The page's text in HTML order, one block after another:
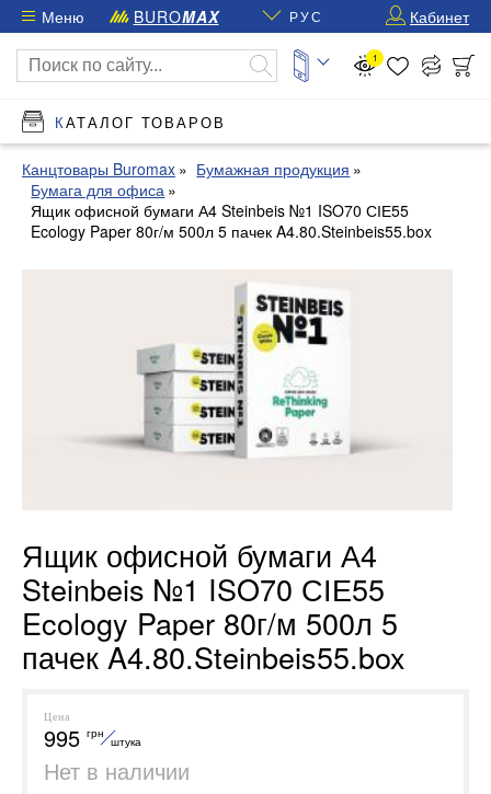
Меню BUROMAX РУС Кабинет
1
КАТАЛОГ ТОВАРОВ
Канцтовары Buromax
Бумажная продукция
Бумага для офиса
Ящик офисной бумаги А4 Steinbeis №1 ISO70 СІЕ55
Ecology Paper 80г/м 500л 5 пачек A4.80.Steinbeis55.box
Ящик офисной бумаги А4
Steinbeis №1 ISO70 СІЕ55
Ecology Paper 80г/м 500л 5
пачек A4.80.Steinbeis55.box
Цена
995 грн
штука
Нет в наличии